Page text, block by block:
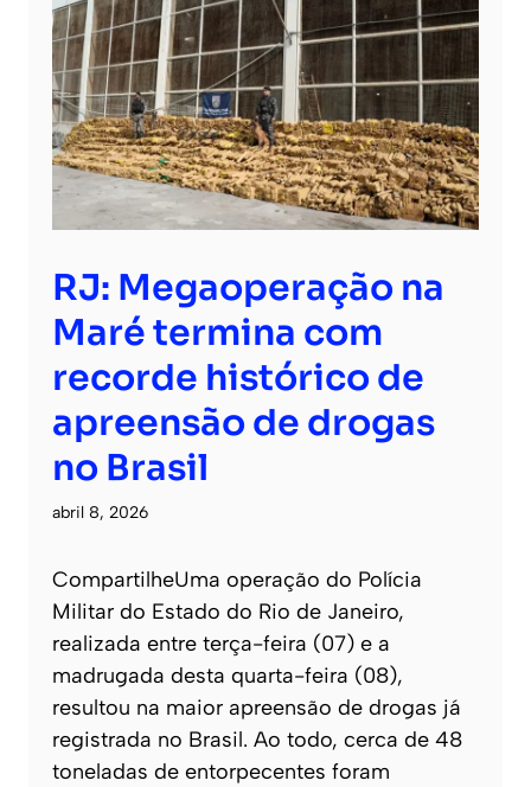
RJ: Megaoperação na
Maré termina com
recorde histórico de
apreensão de drogas
no Brasil
abril 8, 2026
CompartilheUma operação do Polícia
Militar do Estado do Rio de Janeiro,
realizada entre terça-feira (07) e a
madrugada desta quarta-feira (08),
resultou na maior apreensão de drogas já
registrada no Brasil. Ao todo, cerca de 48
toneladas de entorpecentes foram